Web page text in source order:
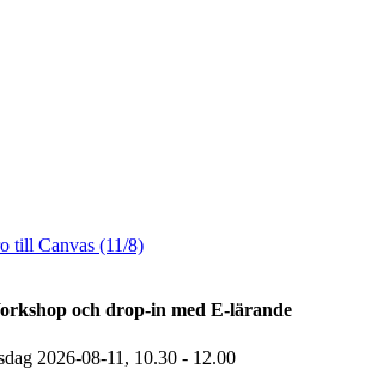
till Canvas (11/8)
och drop-in med E-lärande
2026-08-11, 10.30 - 12.00